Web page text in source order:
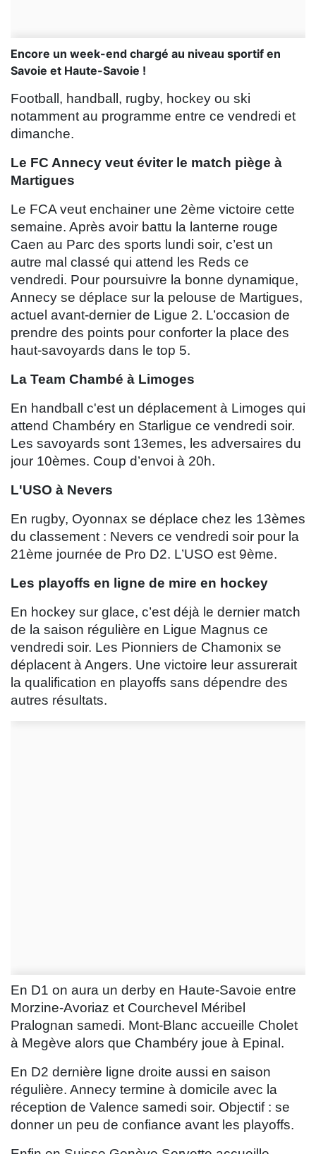
Encore un week-end chargé au niveau sportif en
Savoie et Haute-Savoie !
Football, handball, rugby, hockey ou ski
notamment au programme entre ce vendredi et
dimanche.
Le FC Annecy veut éviter le match piège à
Martigues
Le FCA veut enchainer une 2ème victoire cette
semaine. Après avoir battu la lanterne rouge
Caen au Parc des sports lundi soir, c’est un
autre mal classé qui attend les Reds ce
vendredi. Pour poursuivre la bonne dynamique,
Annecy se déplace sur la pelouse de Martigues,
actuel avant-dernier de Ligue 2. L’occasion de
prendre des points pour conforter la place des
haut-savoyards dans le top 5.
La Team Chambé à Limoges
En handball c'est un déplacement à Limoges qui
attend Chambéry en Starligue ce vendredi soir.
Les savoyards sont 13emes, les adversaires du
jour 10èmes. Coup d’envoi à 20h.
L'USO à Nevers
En rugby, Oyonnax se déplace chez les 13èmes
du classement : Nevers ce vendredi soir pour la
21ème journée de Pro D2. L’USO est 9ème.
Les playoffs en ligne de mire en hockey
En hockey sur glace, c’est déjà le dernier match
de la saison régulière en Ligue Magnus ce
vendredi soir. Les Pionniers de Chamonix se
déplacent à Angers. Une victoire leur assurerait
la qualification en playoffs sans dépendre des
autres résultats.
En D1 on aura un derby en Haute-Savoie entre
Morzine-Avoriaz et Courchevel Méribel
Pralognan samedi. Mont-Blanc accueille Cholet
à Megève alors que Chambéry joue à Epinal.
En D2 dernière ligne droite aussi en saison
régulière. Annecy termine à domicile avec la
réception de Valence samedi soir. Objectif : se
donner un peu de confiance avant les playoffs.